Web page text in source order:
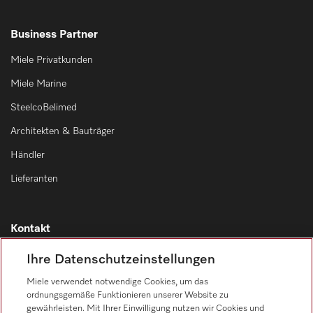
Business Partner
Miele Privatkunden
Miele Marine
SteelcoBelimed
Architekten & Bauträger
Händler
Lieferanten
Kontakt
Kontaktübersicht
Vertrieb
0471 666 319
Ihre Datenschutzeinstellungen
Miele verwendet notwendige Cookies, um das
ordnungsgemäße Funktionieren unserer Website zu
gewährleisten. Mit Ihrer Einwilligung nutzen wir Cookies und